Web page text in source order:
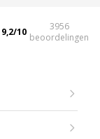
9,2/10
3956
beoordelingen